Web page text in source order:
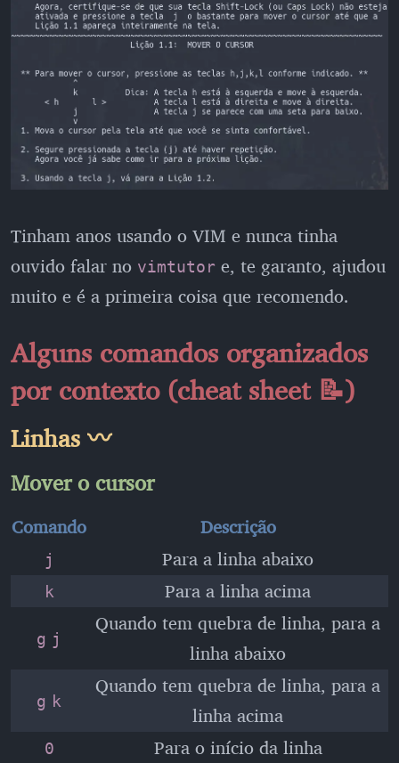
Tinham anos usando o VIM e nunca tinha
ouvido falar no vimtutor e, te garanto, ajudou
muito e é a primeira coisa que recomendo.
Alguns comandos organizados
por contexto (cheat sheet 📝)
Linhas 〰️
Mover o cursor
Comando Descrição
j Para a linha abaixo
k Para a linha acima
g j
Quando tem quebra de linha, para a
linha abaixo
g k
Quando tem quebra de linha, para a
linha acima
0 Para o início da linha